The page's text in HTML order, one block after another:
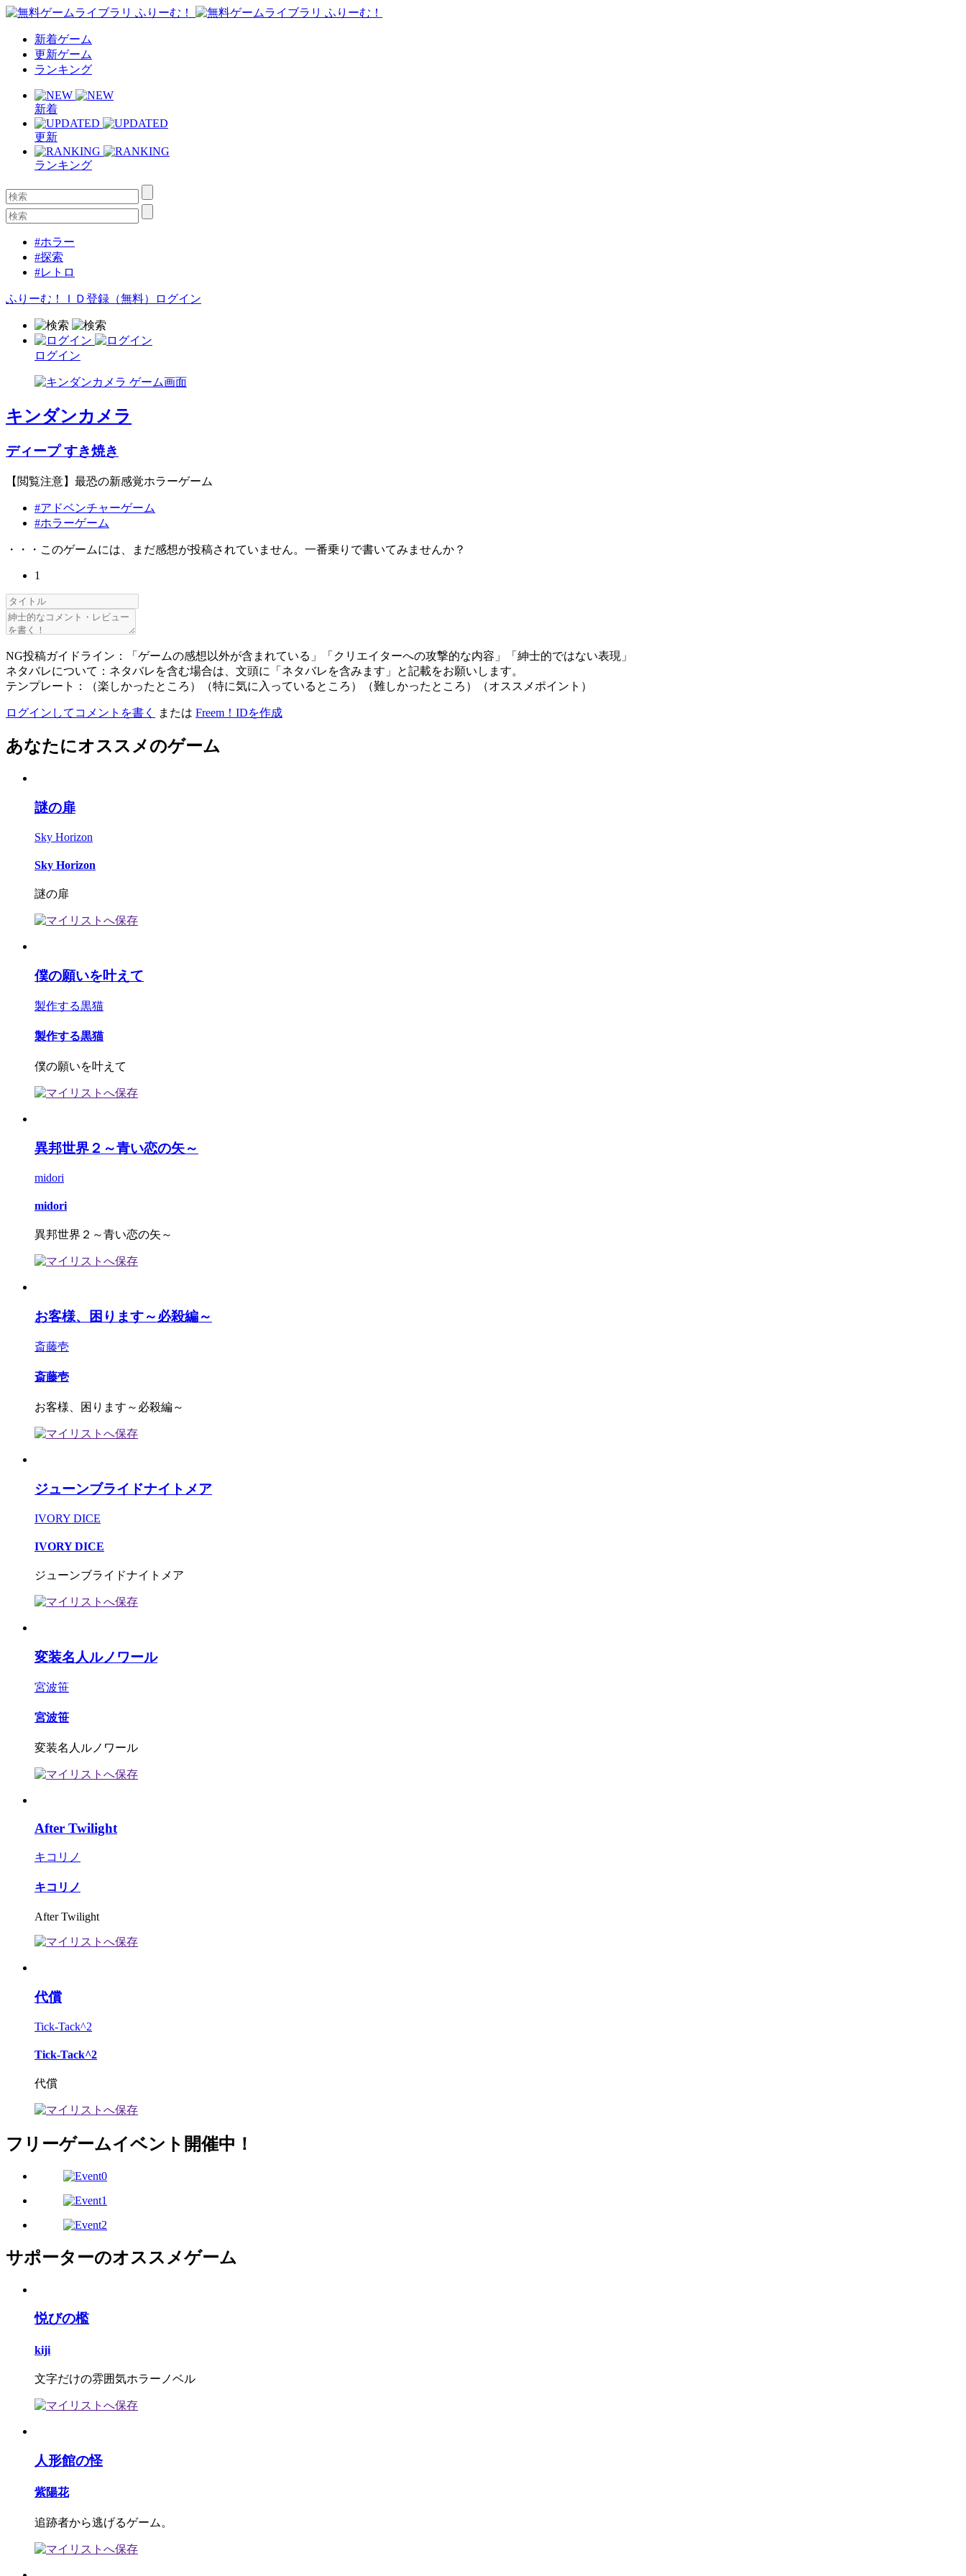
新着ゲーム
更新ゲーム
ランキング
新着
更新
ランキング
#ホラー
#探索
#レトロ
ふりーむ！ＩＤ登録（無料） ログイン
ログイン
キンダンカメラ
ディープ すき焼き
【閲覧注意】最恐の新感覚ホラーゲーム
#アドベンチャーゲーム
#ホラーゲーム
・・・このゲームには、まだ感想が投稿されていません。一番乗りで書いてみませんか？
1
NG投稿ガイドライン：「ゲームの感想以外が含まれている」「クリエイターへの攻撃的な内容」「紳士的ではない表現」
ネタバレについて：ネタバレを含む場合は、文頭に「ネタバレを含みます」と記載をお願いします。
テンプレート：（楽しかったところ）（特に気に入っているところ）（難しかったところ）（オススメポイント）
ログインしてコメントを書く または Freem！IDを作成
あなたにオススメのゲーム
謎の扉
Sky Horizon
Sky Horizon
謎の扉
僕の願いを叶えて
製作する黒猫
製作する黒猫
僕の願いを叶えて
異邦世界２～青い恋の矢～
midori
midori
異邦世界２～青い恋の矢～
お客様、困ります～必殺編～
斎藤壱
斎藤壱
お客様、困ります～必殺編～
ジューンブライドナイトメア
IVORY DICE
IVORY DICE
ジューンブライドナイトメア
変装名人ルノワール
宮波笹
宮波笹
変装名人ルノワール
After Twilight
キコリノ
キコリノ
After Twilight
代償
Tick-Tack^2
Tick-Tack^2
代償
フリーゲームイベント開催中！
サポーターのオススメゲーム
悦びの檻
kiji
文字だけの雰囲気ホラーノベル
人形館の怪
紫陽花
追跡者から逃げるゲーム。